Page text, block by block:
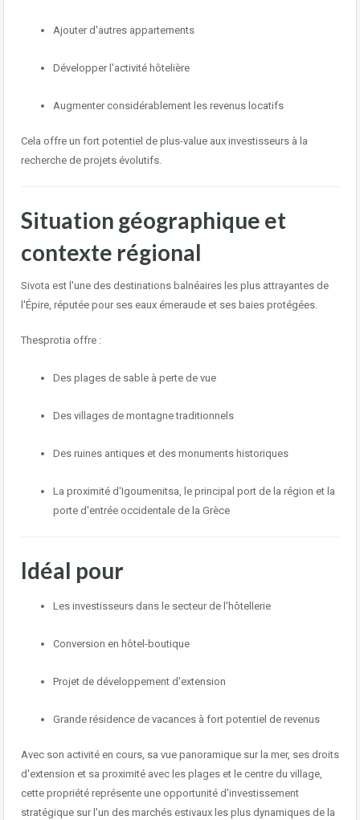
Ajouter d'autres appartements
Développer l'activité hôtelière
Augmenter considérablement les revenus locatifs
Cela offre un fort potentiel de plus-value aux investisseurs à la
recherche de projets évolutifs.
Situation géographique et
contexte régional
Sivota est l'une des destinations balnéaires les plus attrayantes de
l'Épire, réputée pour ses eaux émeraude et ses baies protégées.
Thesprotia offre :
Des plages de sable à perte de vue
Des villages de montagne traditionnels
Des ruines antiques et des monuments historiques
La proximité d'Igoumenitsa, le principal port de la région et la
porte d'entrée occidentale de la Grèce
Idéal pour
Les investisseurs dans le secteur de l'hôtellerie
Conversion en hôtel-boutique
Projet de développement d'extension
Grande résidence de vacances à fort potentiel de revenus
Avec son activité en cours, sa vue panoramique sur la mer, ses droits
d'extension et sa proximité avec les plages et le centre du village,
cette propriété représente une opportunité d'investissement
stratégique sur l'un des marchés estivaux les plus dynamiques de la